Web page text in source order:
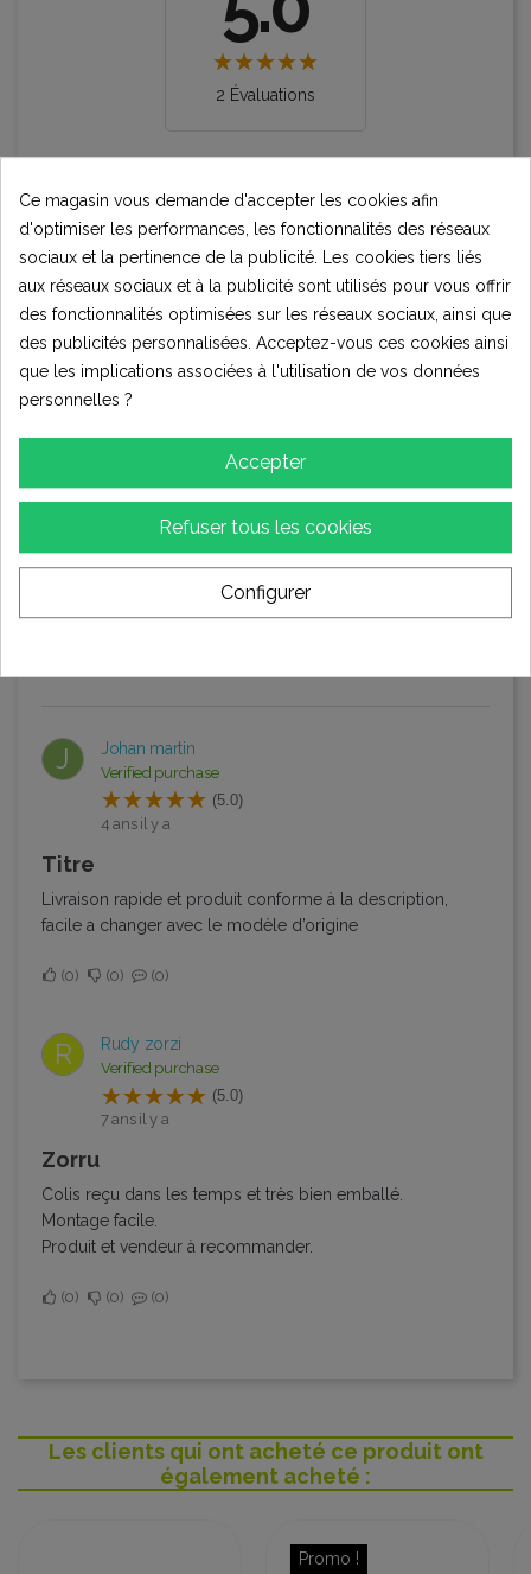
2 Évaluations
★★★★☆ Bon
0
★★★☆☆ Moyen
0
★★☆☆☆ Pauvres
0
★☆☆☆☆ Terrible
Écrire votre avis
J Johan martin
Verified purchase
(5.0)
4 ans il y a
Titre
Livraison rapide et produit conforme à la description,
facile a changer avec le modèle d’origine
0 0 0
R Rudy zorzi
Verified purchase
(5.0)
7 ans il y a
Zorru
Colis reçu dans les temps et très bien emballé.
Montage facile.
Produit et vendeur à recommander.
0 0 0
Les clients qui ont acheté ce produit ont
également acheté :
Ce magasin vous demande d'accepter les cookies afin
d'optimiser les performances, les fonctionnalités des réseaux
sociaux et la pertinence de la publicité. Les cookies tiers liés
aux réseaux sociaux et à la publicité sont utilisés pour vous offrir
des fonctionnalités optimisées sur les réseaux sociaux, ainsi que
des publicités personnalisées. Acceptez-vous ces cookies ainsi
que les implications associées à l'utilisation de vos données
personnelles ?
Accepter
Refuser tous les cookies
Configurer